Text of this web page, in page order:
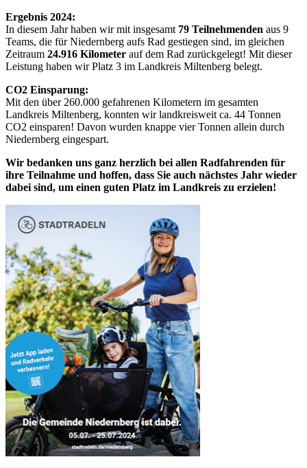
Ergebnis 2024:
In diesem Jahr haben wir mit insgesamt 79 Teilnehmenden aus 9
Teams, die für Niedernberg aufs Rad gestiegen sind, im gleichen
Zeitraum 24.916 Kilometer auf dem Rad zurückgelegt! Mit dieser
Leistung haben wir Platz 3 im Landkreis Miltenberg belegt.
CO2 Einsparung:
Mit den über 260.000 gefahrenen Kilometern im gesamten
Landkreis Miltenberg, konnten wir landkreisweit ca. 44 Tonnen
CO2 einsparen! Davon wurden knappe vier Tonnen allein durch
Niedernberg eingespart.
Wir bedanken uns ganz herzlich bei allen Radfahrenden für
ihre Teilnahme und hoffen, dass Sie auch nächstes Jahr wieder
dabei sind, um einen guten Platz im Landkreis zu erzielen!